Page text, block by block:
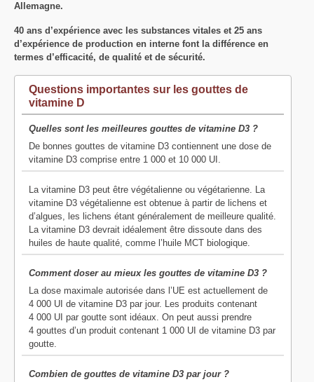
Allemagne.
40 ans d’expérience avec les substances vitales et 25 ans
d’expérience de production en interne font la différence en
termes d’efficacité, de qualité et de sécurité.
Questions importantes sur les gouttes de
vitamine D
Quelles sont les meilleures gouttes de vitamine D3 ?
De bonnes gouttes de vitamine D3 contiennent une dose de
vitamine D3 comprise entre 1 000 et 10 000 UI.
La vitamine D3 peut être végétalienne ou végétarienne. La
vitamine D3 végétalienne est obtenue à partir de lichens et
d’algues, les lichens étant généralement de meilleure qualité.
La vitamine D3 devrait idéalement être dissoute dans des
huiles de haute qualité, comme l’huile MCT biologique.
Comment doser au mieux les gouttes de vitamine D3 ?
La dose maximale autorisée dans l’UE est actuellement de
4 000 UI de vitamine D3 par jour. Les produits contenant
4 000 UI par goutte sont idéaux. On peut aussi prendre
4 gouttes d’un produit contenant 1 000 UI de vitamine D3 par
goutte.
Combien de gouttes de vitamine D3 par jour ?